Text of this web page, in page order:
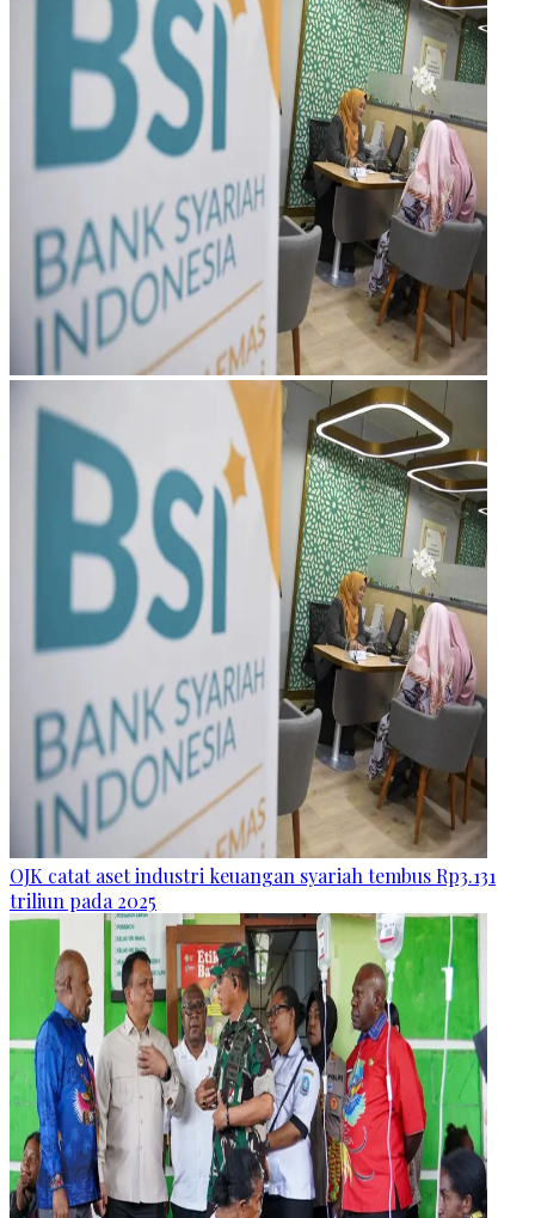
OJK catat aset industri keuangan syariah tembus Rp3.131
triliun pada 2025